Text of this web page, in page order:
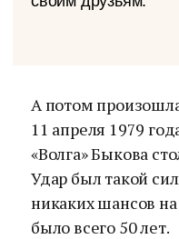
А потом
11 апреля 1979
«Волга» Быкова
Удар был такой
никаких шансов
было всего 50 лет.